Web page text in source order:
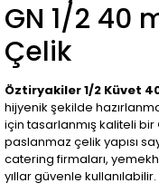
GN 1/2 40
Çelik
Öztiryakiler 1/2 Küvet
hijyenik şekilde
için tasarlanmış kaliteli bir
paslanmaz çelik yapısı
catering firmaları,
yıllar güvenle kullanılabilir.